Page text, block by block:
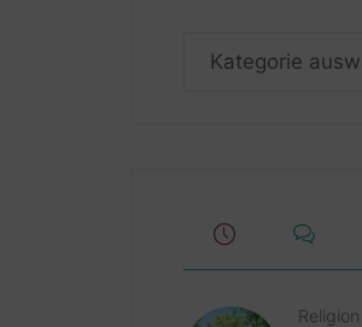
Kategorien